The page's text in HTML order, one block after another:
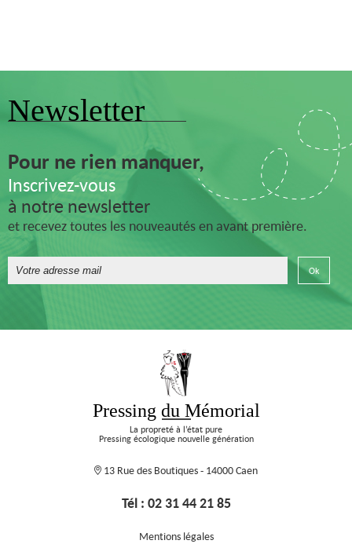
Newsletter
Pour ne rien manquer,
Inscrivez-vous
à notre newsletter
et recevez toutes les nouveautés en avant première.
Pressing du Mémorial
La propreté à l’état pure
Pressing écologique nouvelle génération
13 Rue des Boutiques - 14000 Caen
Tél : 02 31 44 21 85
Mentions légales